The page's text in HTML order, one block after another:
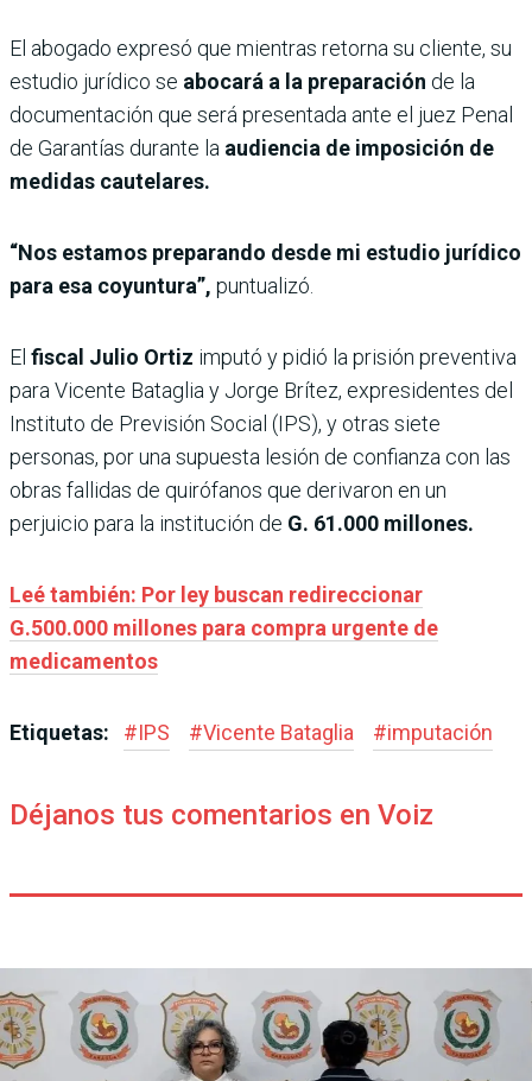
El abogado expresó que mientras retorna su cliente, su
estudio jurídico se abocará a la preparación de la
documentación que será presentada ante el juez Penal
de Garantías durante la audiencia de imposición de
medidas cautelares.
“Nos estamos preparando desde mi estudio jurídico
para esa coyuntura”, puntualizó.
El fiscal Julio Ortiz imputó y pidió la prisión preventiva
para Vicente Bataglia y Jorge Brítez, expresidentes del
Instituto de Previsión Social (IPS), y otras siete
personas, por una supuesta lesión de confianza con las
obras fallidas de quirófanos que derivaron en un
perjuicio para la institución de G. 61.000 millones.
Leé también: Por ley buscan redireccionar
G.500.000 millones para compra urgente de
medicamentos
Etiquetas: #IPS #Vicente Bataglia #imputación
Déjanos tus comentarios en Voiz